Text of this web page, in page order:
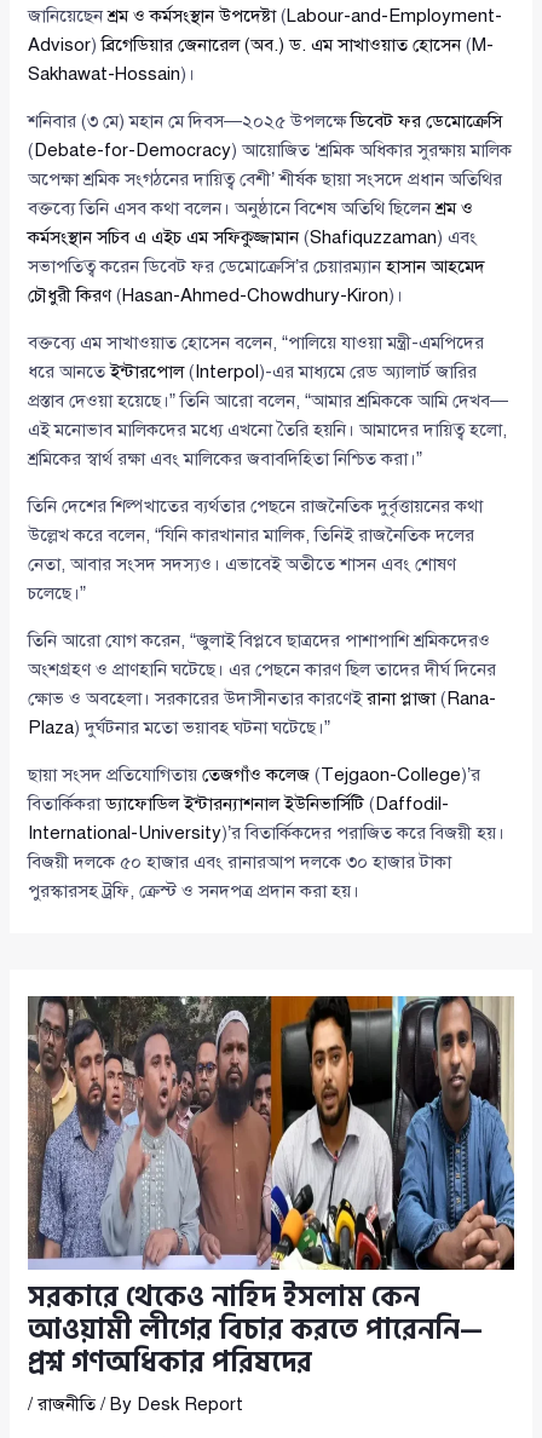
জানিয়েছেনশ্রম ও কর্মসংস্থান উপদেষ্টা(Labour-and-Employment-
Advisor)ব্রিগেডিয়ার জেনারেল (অব.) ড. এম সাখাওয়াত হোসেন(M-
Sakhawat-Hossain)।
শনিবার (৩ মে) মহান মে দিবস—২০২৫ উপলক্ষেডিবেট ফর ডেমোক্রেসি
( Debate-for-Democracy) আয়োজিত ‘শ্রমিক অধিকার সুরক্ষায় মালিক
অপেক্ষা শ্রমিক সংগঠনের দায়িত্ব বেশী’ শীর্ষক ছায়া সংসদে প্রধান অতিথির
বক্তব্যে তিনি এসব কথা বলেন। অনুষ্ঠানে বিশেষ অতিথি ছিলেনশ্রম ও
কর্মসংস্থান সচিব এ এইচ এম সফিকুজ্জামান(Shafiquzzaman) এবং
সভাপতিত্ব করেন ডিবেট ফর ডেমোক্রেসি’র চেয়ারম্যানহাসান আহমেদ
চৌধুরী কিরণ(Hasan-Ahmed-Chowdhury-Kiron)।
বক্তব্যে এম সাখাওয়াত হোসেন বলেন, “পালিয়ে যাওয়া মন্ত্রী-এমপিদের
ধরে আনতেইন্টারপোল( Interpol )-এর মাধ্যমে রেড অ্যালার্ট জারির
প্রস্তাব দেওয়া হয়েছে।” তিনি আরো বলেন, “আমার শ্রমিককে আমি দেখব—
এই মনোভাব মালিকদের মধ্যে এখনো তৈরি হয়নি। আমাদের দায়িত্ব হলো,
শ্রমিকের স্বার্থ রক্ষা এবং মালিকের জবাবদিহিতা নিশ্চিত করা।”
তিনি দেশের শিল্পখাতের ব্যর্থতার পেছনে রাজনৈতিক দুর্বৃত্তায়নের কথা
উল্লেখ করে বলেন, “যিনি কারখানার মালিক, তিনিই রাজনৈতিক দলের
নেতা, আবার সংসদ সদস্যও। এভাবেই অতীতে শাসন এবং শোষণ
চলেছে।”
তিনি আরো যোগ করেন, “জুলাই বিপ্লবে ছাত্রদের পাশাপাশি শ্রমিকদেরও
অংশগ্রহণ ও প্রাণহানি ঘটেছে। এর পেছনে কারণ ছিল তাদের দীর্ঘ দিনের
ক্ষোভ ও অবহেলা। সরকারের উদাসীনতার কারণেইরানা প্লাজা( Rana-
Plaza) দুর্ঘটনার মতো ভয়াবহ ঘটনা ঘটেছে।”
ছায়া সংসদ প্রতিযোগিতায়তেজগাঁও কলেজ (Tejgaon-College)’র
বিতার্কিকরাড্যাফোডিল ইন্টারন্যাশনাল ইউনিভার্সিটি ( Daffodil-
International-University)’র বিতার্কিকদের পরাজিত করে বিজয়ী হয়।
বিজয়ী দলকে ৫০ হাজার এবং রানারআপ দলকে ৩০ হাজার টাকা
পুরস্কারসহ ট্রফি, ক্রেস্ট ও সনদপত্র প্রদান করা হয়।
সরকারে থেকেও নাহিদ ইসলাম কেন
আওয়ামী লীগের বিচার করতে পারেননি—
প্রশ্ন গণঅধিকার পরিষদের
/রাজনীতি/ By Desk Report